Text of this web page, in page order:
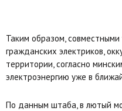
Таким образом,
гражданских электриков,
территории, согласно
электроэнергию уже в
По данным штаба, в лютый